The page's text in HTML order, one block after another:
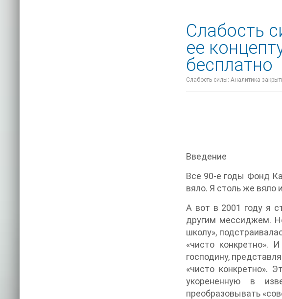
Слабость
ее
бесплатно
Слабость силы: Аналитика
Введение
Все 90-е годы Фонд
вяло. Я столь же вяло
А вот в 2001 году я
другим мессиджем.
школу»,
«чисто
господину,
«чисто конкретно».
укорененную в
преобразовывать